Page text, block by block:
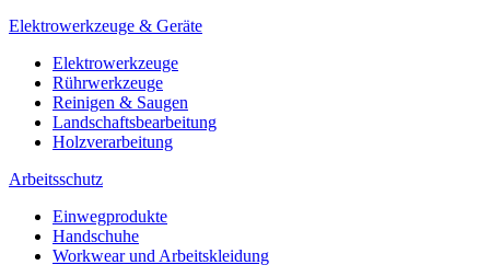
Elektrowerkzeuge & Geräte
Elektrowerkzeuge
Rührwerkzeuge
Reinigen & Saugen
Landschaftsbearbeitung
Holzverarbeitung
Arbeitsschutz
Einwegprodukte
Handschuhe
Workwear und Arbeitskleidung